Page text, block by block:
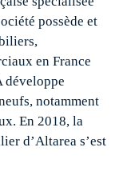
possède et
en France
développe
notamment
En 2018, la
d’Altarea s’est